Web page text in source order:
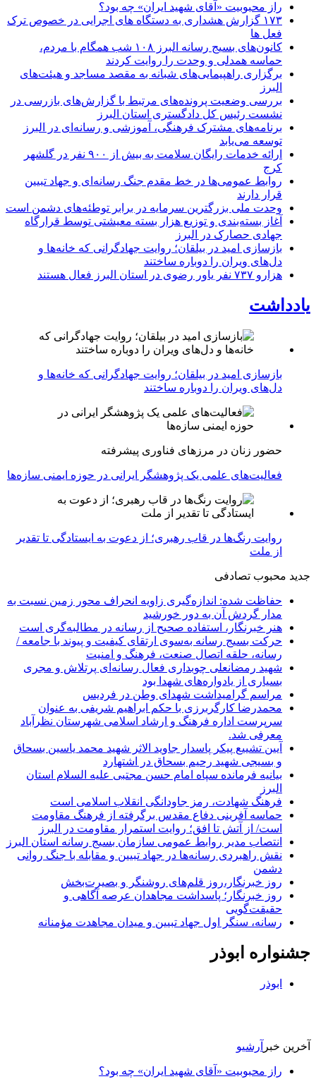
راز محبوبیت «آقای شهید ایران» چه بود؟
۱۷۳ گزارش هشداری به دستگاه های اجرایی در خصوص ترک
فعل ها
کانون‌های بسیج رسانه البرز ۱۰۸ شب همگام با مردم،
حماسه همدلی و وحدت را روایت کردند
برگزاری راهپیمایی‌های شبانه به مقصد مساجد و هیئت‌های
البرز
بررسی وضعیت پرونده‌های مرتبط با گزارش‌های بازرسی در
نشست رئیس کل دادگستری استان البرز
برنامه‌های مشترک فرهنگی، آموزشی و رسانه‌ای در البرز
توسعه می‌یابد
ارائه خدمات رایگان سلامت به بیش از ۹۰۰ نفر در گلشهر
کرج
روابط عمومی‌ها در خط مقدم جنگ رسانه‌ای و جهاد تبیین
قرار دارند
وحدت ملی بزرگترین سرمایه در برابر توطئه‌های دشمن است
آغاز بسته‌بندی و توزیع هزار بسته معیشتی توسط قرارگاه
جهادی حصارک در البرز
بازسازی امید در بیلقان؛ روایت جهادگرانی که خانه‌ها و
دل‌های ویران را دوباره ساختند
هزارو ۷۳۷ نفر یاور رضوی در استان البرز فعال هستند
یادداشت
بازسازی امید در بیلقان؛ روایت جهادگرانی که خانه‌ها و
دل‌های ویران را دوباره ساختند
حضور زنان در مرزهای فناوری پیشرفته
فعالیت‌های علمی یک پژوهشگر ایرانی در حوزه ایمنی سازه‌ها
روایت رنگ‌ها در قاب رهبری؛ از دعوت به ایستادگی تا تقدیر
از ملت
جدید محبوب تصادفی
حفاظت شده: اندازه‌گیری زاویه انحراف محور زمین نسبت به
مدار گردش آن به دور خورشید
هنر خبرنگار، استفاده صحیح از رسانه در مطالبه‌گری است
حرکت بسیج رسانه به‌سوی ارتقای کیفیت و پیوند با جامعه /
رسانه، حلقه اتصال صنعت، فرهنگ و امنیت
شهید رمضانعلی چوبداری فعال رسانه‌ای پرتلاش و مجری
بسیاری از یادواره‌های شهدا بود
مراسم گرامیداشت شهدای وطن در فردیس
محمدرضا کارگربرزی با حکم ابراهیم شریفی به عنوان
سرپرست اداره فرهنگ و ارشاد اسلامی شهرستان نظرآباد
معرفی شد.
آیین تشییع پیکر پاسدار جاوید الاثر شهید محمد یاسین بسحاق
و بسیجی شهید رحیم بسحاق در اشتهارد
بیانیه فرمانده سپاه امام حسن مجتبی علیه السلام استان
البرز
فرهنگ شهادت، رمز جاودانگی انقلاب اسلامی است
حماسه آفرینی دفاع مقدس برگرفته از فرهنگ مقاومت
است/ از آتش تا افق؛ روایت استمرار مقاومت در البرز
انتصاب مدیر روابط عمومی سازمان بسیج رسانه استان البرز
نقش راهبردی رسانه‌ها در جهاد تبیین و مقابله با جنگ روانی
دشمن
روز خبرنگار،روز قلم‌های روشنگر و بصیرت‌بخش
روز خبرنگار؛ پاسداشت مجاهدان عرصه آگاهی و
حقیقت‌گویی
رسانه، سنگر اول جهاد تبیین و میدان مجاهدت مؤمنانه
جشنواره ابوذر
ابوذر
آخرین خبر آرشیو
راز محبوبیت «آقای شهید ایران» چه بود؟